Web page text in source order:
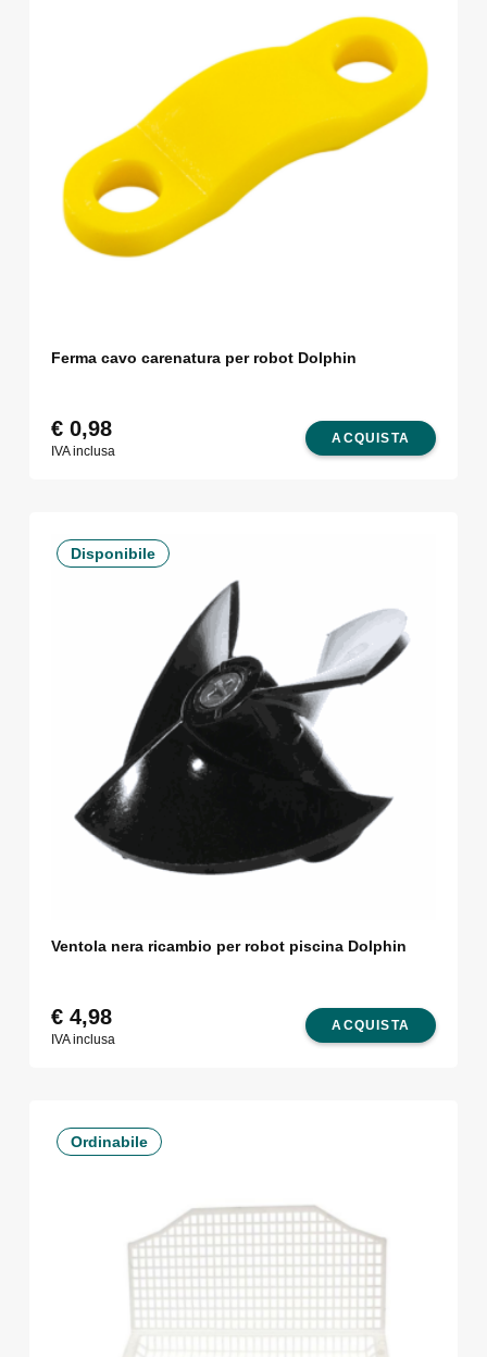
Ferma cavo carenatura per robot Dolphin
ACQUISTA
€0,98
IVA inclusa
Disponibile
Ventola nera ricambio per robot piscina Dolphin
ACQUISTA
€4,98
IVA inclusa
Ordinabile